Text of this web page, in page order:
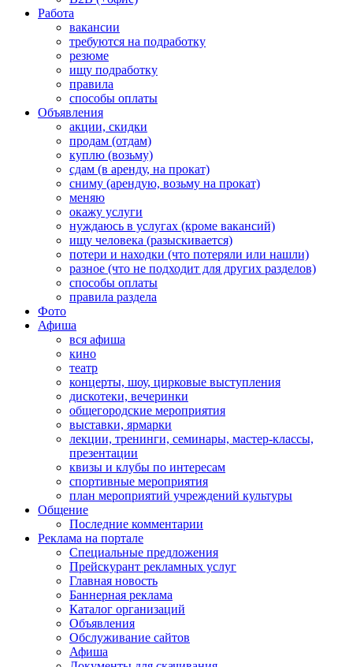
Работа
вакансии
требуются на подработку
резюме
ищу подработку
правила
способы оплаты
Объявления
акции, скидки
продам (отдам)
куплю (возьму)
сдам (в аренду, на прокат)
сниму (арендую, возьму на прокат)
меняю
окажу услуги
нуждаюсь в услугах (кроме вакансий)
ищу человека (разыскивается)
потери и находки (что потеряли или нашли)
разное (что не подходит для других разделов)
способы оплаты
правила раздела
Фото
Афиша
вся афиша
кино
театр
концерты, шоу, цирковые выступления
дискотеки, вечеринки
общегородские мероприятия
выставки, ярмарки
лекции, тренинги, семинары, мастер-классы,
презентации
квизы и клубы по интересам
спортивные мероприятия
план мероприятий учреждений культуры
Общение
Последние комментарии
Реклама на портале
Специальные предложения
Прейскурант рекламных услуг
Главная новость
Баннерная реклама
Каталог организаций
Объявления
Обслуживание сайтов
Афиша